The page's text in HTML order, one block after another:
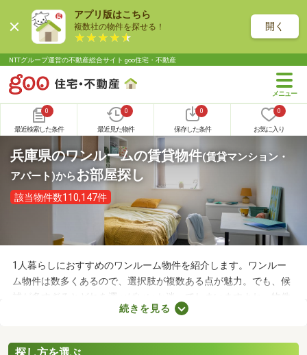
アプリ版はこちら
複数社の物件を探せる！ 開く
NTTグループ運営の不動産総合サイト goo住宅・不動産
0
最近検索した条件
0
最近見た物件
0
保存した条件
0
お気に入り
兵庫県のワンルームの賃貸物件(賃貸マンション・
アパート)からお部屋探し
該当物件数110,147件
1人暮らしにおすすめのワンルーム物件を紹介します。ワンルー
ム物件は数多くあるので、選択肢が複数ある点が魅力。でも、候
補が多すぎるとどれを選べばいいか迷ってしまいますよね。物件
を選ぶときは、間取り・設備・家賃などをチェックすることがお
を見つけましょう。
続きを見る